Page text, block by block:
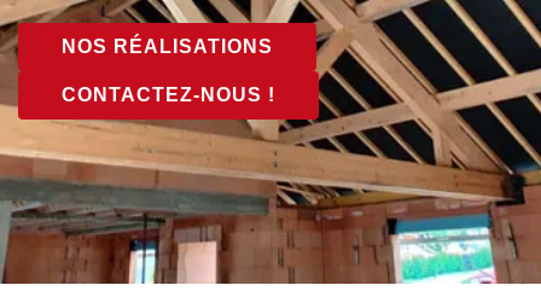
NOS RÉALISATIONS
CONTACTEZ-NOUS !